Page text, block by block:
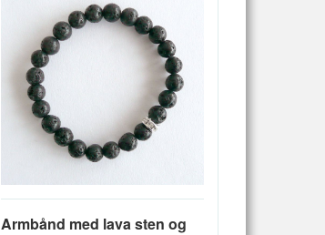
Armbånd med lava sten og